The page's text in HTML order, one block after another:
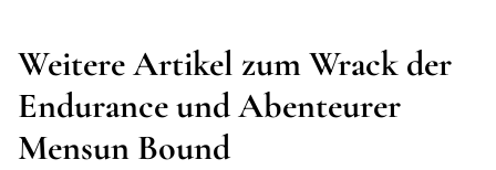
Weitere Artikel zum Wrack der
Endurance und Abenteurer
Mensun Bound